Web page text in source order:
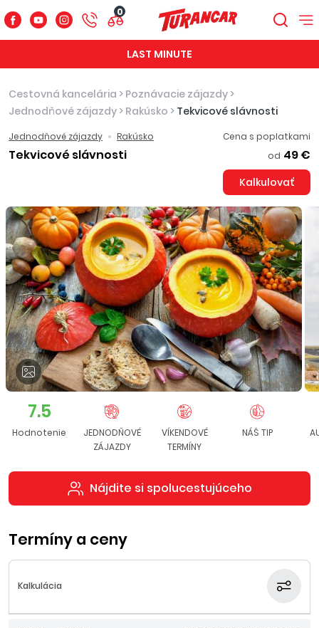
0
LAST MINUTE
Cestovná kancelária > Poznávacie zájazdy >
Jednodňové zájazdy > Rakúsko > Tekvicové slávnosti
Jednodňové zájazdy Rakúsko
Tekvicové slávnosti
Cena s poplatkami
od 49 €
Kalkulovať
7.5
Hodnotenie
JEDNODŇOVÉ
ZÁJAZDY
VÍKENDOVÉ
TERMÍNY
NÁŠ TIP
Nájdite si spolucestujúceho
Termíny a ceny
Kalkulácia